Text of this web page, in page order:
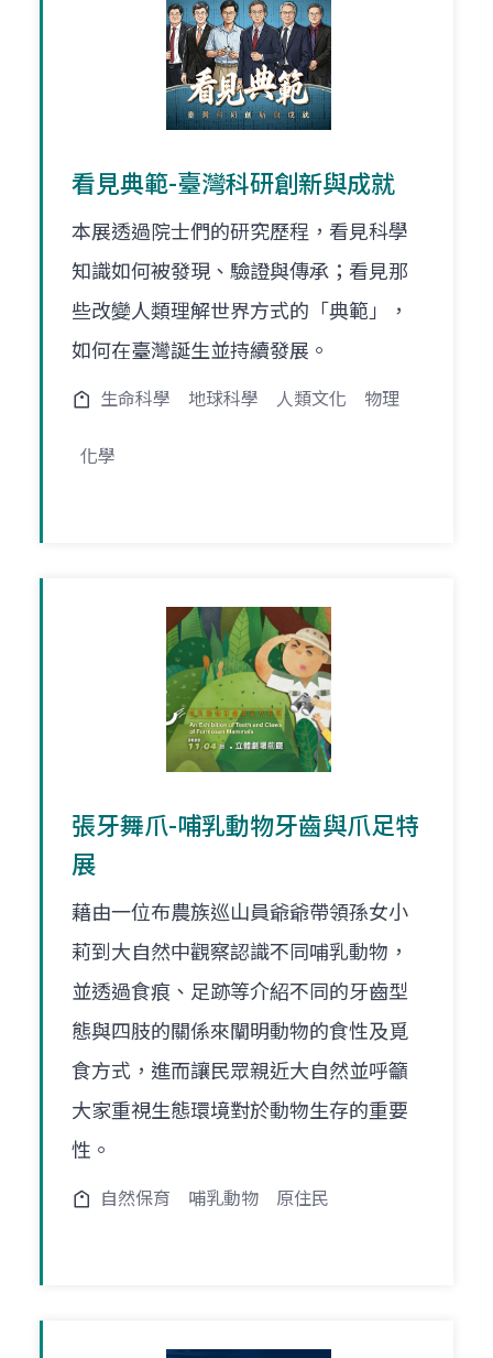
看見典範-臺灣科研創新與成就
本展透過院士們的研究歷程，看見科學
知識如何被發現、驗證與傳承；看見那
些改變人類理解世界方式的「典範」，
如何在臺灣誕生並持續發展。
生命科學 地球科學 人類文化 物理
化學
張牙舞爪-哺乳動物牙齒與爪足特
展
藉由一位布農族巡山員爺爺帶領孫女小
莉到大自然中觀察認識不同哺乳動物，
並透過食痕、足跡等介紹不同的牙齒型
態與四肢的關係來闡明動物的食性及覓
食方式，進而讓民眾親近大自然並呼籲
大家重視生態環境對於動物生存的重要
性。
自然保育 哺乳動物 原住民